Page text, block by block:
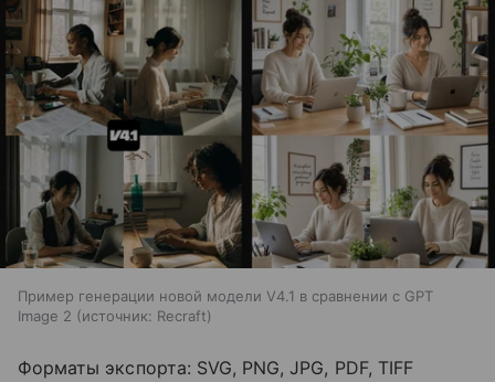
Пример генерации новой модели V4.1 в сравнении с GPT
Image 2
источник: Recraft
Форматы экспорта: SVG, PNG, JPG, PDF, TIFF